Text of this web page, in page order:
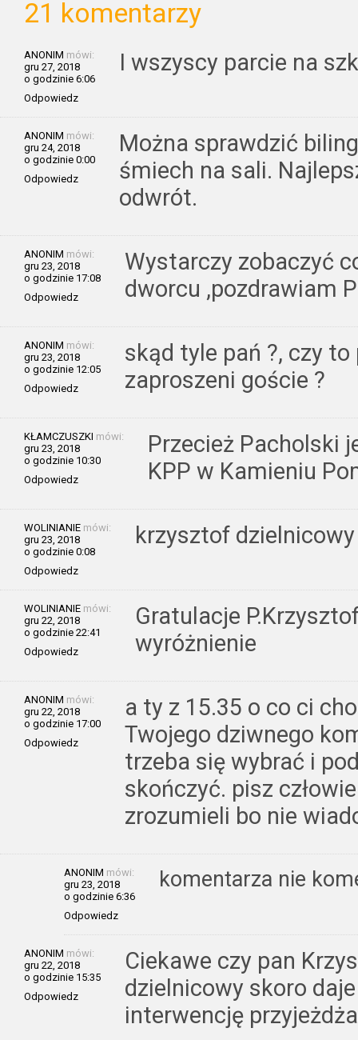
21 komentarzy
ANONIM mówi:
gru 27, 2018
o godzinie 6:06
Odpowiedz
I wszyscy parcie na
ANONIM mówi:
gru 24, 2018
o godzinie 0:00
Odpowiedz
Można sprawdzić
śmiech na sali.
odwrót.
ANONIM mówi:
gru 23, 2018
o godzinie 17:08
Odpowiedz
Wystarczy zobaczyć
dworcu ,pozdrawiam
ANONIM mówi:
gru 23, 2018
o godzinie 12:05
Odpowiedz
skąd tyle pań ?, czy
zaproszeni goście ?
KŁAMCZUSZKI mówi:
gru 23, 2018
o godzinie 10:30
Odpowiedz
Przecież Pacholski
KPP w Kamieniu
WOLINIANIE mówi:
gru 23, 2018
o godzinie 0:08
Odpowiedz
krzysztof
WOLINIANIE mówi:
gru 22, 2018
o godzinie 22:41
Odpowiedz
Gratulacje
wyróżnienie
ANONIM mówi:
gru 22, 2018
o godzinie 17:00
Odpowiedz
a ty z 15.35 o co ci
Twojego dziwnego
trzeba się wybrać i
skończyć. pisz
zrozumieli bo nie
ANONIM mówi:
gru 23, 2018
o godzinie 6:36
Odpowiedz
komentarza nie
ANONIM mówi:
gru 22, 2018
o godzinie 15:35
Odpowiedz
Ciekawe czy pan
dzielnicowy skoro
interwencję